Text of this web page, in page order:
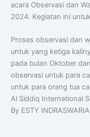
acara Observasi dan
2024. Kegiatan ini
Proses observasi dan
untuk yang ketiga
pada bulan Oktober
observasi untuk para
untuk para orang tua
Al Siddiq International
By ESTY